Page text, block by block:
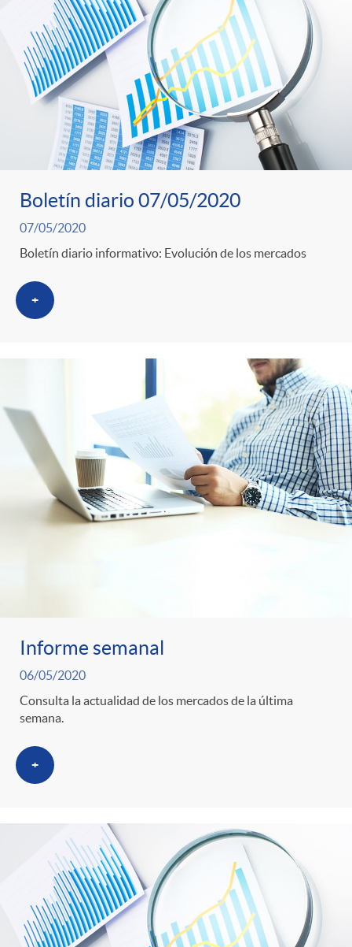
Boletín diario 07/05/2020
07/05/2020
Boletín diario informativo: Evolución de los mercados
+
Informe semanal
06/05/2020
Consulta la actualidad de los mercados de la última
semana.
+